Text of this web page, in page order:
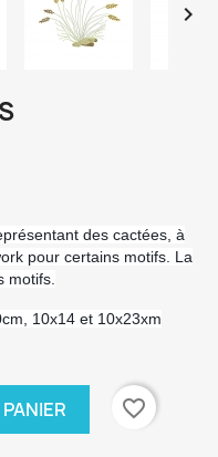

des cactées, à
pour certains motifs. La
motifs.
10x14 et 10x23xm
favorite_border